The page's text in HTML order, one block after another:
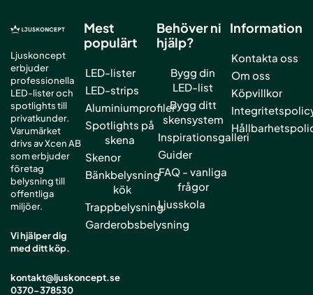
Ljuskoncept
erbjuder
professionella
LED-lister och
spotlights till
privatkunder.
Varumärket
drivs av Xcen AB
som erbjuder
företag
belysning till
offentliga
miljöer.
Vi hjälper dig
med ditt köp.
kontakt@ljuskoncept.se
0370-378530
Mest
populärt
LED-lister
LED-strips
Aluminiumprofiler
Spotlights på
skena
Skenor
Bänkbelysning
kök
Trappbelysning
Garderobsbelysning
Behöver ni
hjälp?
Bygg din
LED-list
Bygg ditt
skensystem
Inspirationsgalleri
Guider
FAQ - vanliga
frågor
Ljusskola
Information
Kontakta oss
Om oss
Köpvillkor